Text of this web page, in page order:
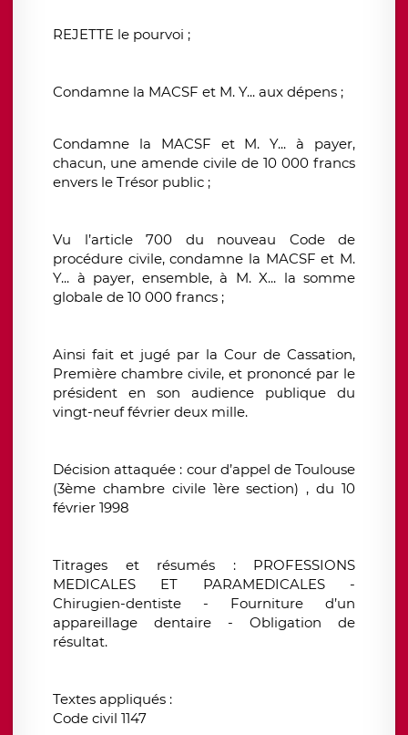
REJETTE le pourvoi ;
Condamne la MACSF et M. Y... aux dépens ;
Condamne la MACSF et M. Y... à payer,
chacun, une amende civile de 10 000 francs
envers le Trésor public ;
Vu l’article 700 du nouveau Code de
procédure civile, condamne la MACSF et M.
Y... à payer, ensemble, à M. X... la somme
globale de 10 000 francs ;
Ainsi fait et jugé par la Cour de Cassation,
Première chambre civile, et prononcé par le
président en son audience publique du
vingt-neuf février deux mille.
Décision attaquée : cour d’appel de Toulouse
(3ème chambre civile 1ère section) , du 10
février 1998
Titrages et résumés : PROFESSIONS
MEDICALES ET PARAMEDICALES -
Chirugien-dentiste - Fourniture d’un
appareillage dentaire - Obligation de
résultat.
Textes appliqués :
Code civil 1147